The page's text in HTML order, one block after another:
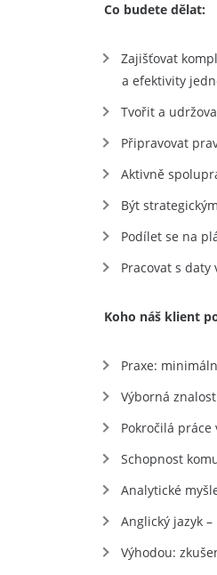
Co budete dělat:
Zajišťovat
a efektivity
Tvořit a
Připravovat
Aktivně
Být
Podílet se na
Pracovat s
Koho náš klient
Praxe:
Výborná
Pokročilá práce
Schopnost
Analytické
Anglický jazyk
Výhodou: